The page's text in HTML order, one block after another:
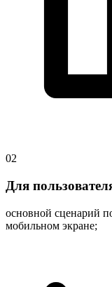
02
Для
основной сценарий
мобильном экране;